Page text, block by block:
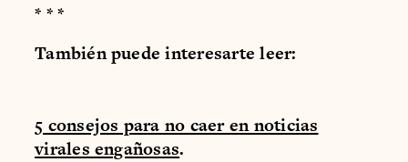
* * *
También puede interesarte leer:
5 consejos para no caer en noticias
virales engañosas.